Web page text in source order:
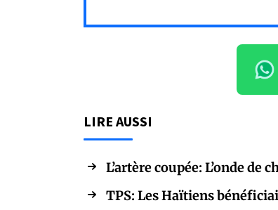
LIRE AUSSI
L’artère coupée: L’onde
TPS: Les Haïtiens